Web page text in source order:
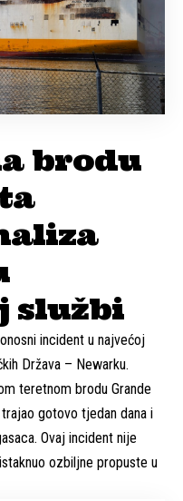
brodu
službi
incident u najvećoj
Država – Newarku.
teretnom brodu Grande
gotovo tjedan dana i
Ovaj incident nije
ozbiljne propuste u